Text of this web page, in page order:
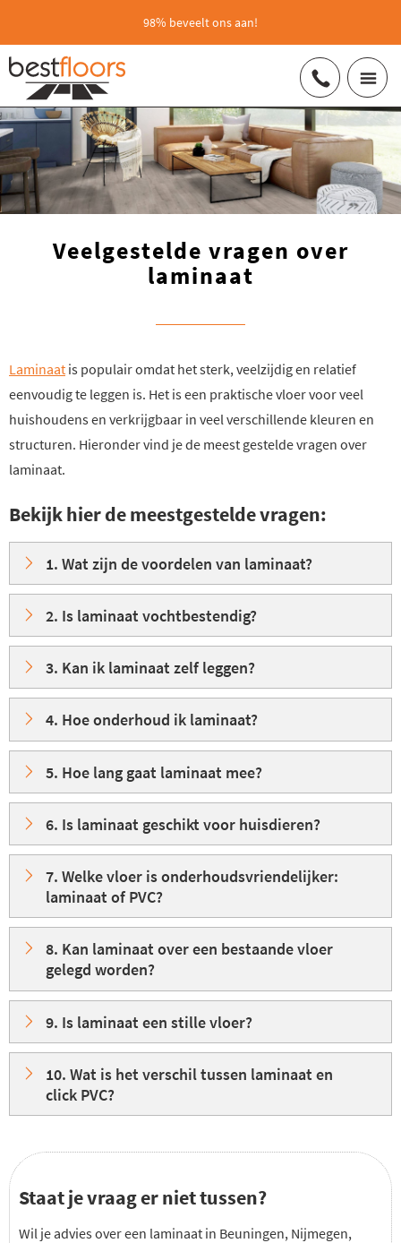
98% beveelt ons aan!
Veelgestelde vragen over
laminaat
Laminaat is populair omdat het sterk, veelzijdig en relatief
eenvoudig te leggen is. Het is een praktische vloer voor veel
huishoudens en verkrijgbaar in veel verschillende kleuren en
structuren. Hieronder vind je de meest gestelde vragen over
laminaat.
Bekijk hier de meestgestelde vragen:
1. Wat zijn de voordelen van laminaat?
2. Is laminaat vochtbestendig?
3. Kan ik laminaat zelf leggen?
4. Hoe onderhoud ik laminaat?
5. Hoe lang gaat laminaat mee?
6. Is laminaat geschikt voor huisdieren?
7. Welke vloer is onderhoudsvriendelijker:
laminaat of PVC?
8. Kan laminaat over een bestaande vloer
gelegd worden?
9. Is laminaat een stille vloer?
10. Wat is het verschil tussen laminaat en
click PVC?
Staat je vraag er niet tussen?
Wil je advies over een laminaat in Beuningen, Nijmegen,